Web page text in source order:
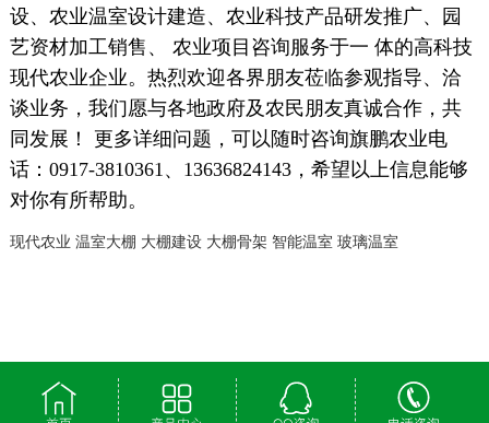
设、农业温室设计建造、农业科技产品研发推广、园
艺资材加工销售、 农业项目咨询服务于一 体的高科技
现代农业企业。热烈欢迎各界朋友莅临参观指导、洽
谈业务，我们愿与各地政府及农民朋友真诚合作，共
同发展！ 更多详细问题，可以随时咨询旗鹏农业电
话：0917-3810361、13636824143，希望以上信息能够
对你有所帮助。
现代农业 温室大棚 大棚建设 大棚骨架 智能温室 玻璃温室